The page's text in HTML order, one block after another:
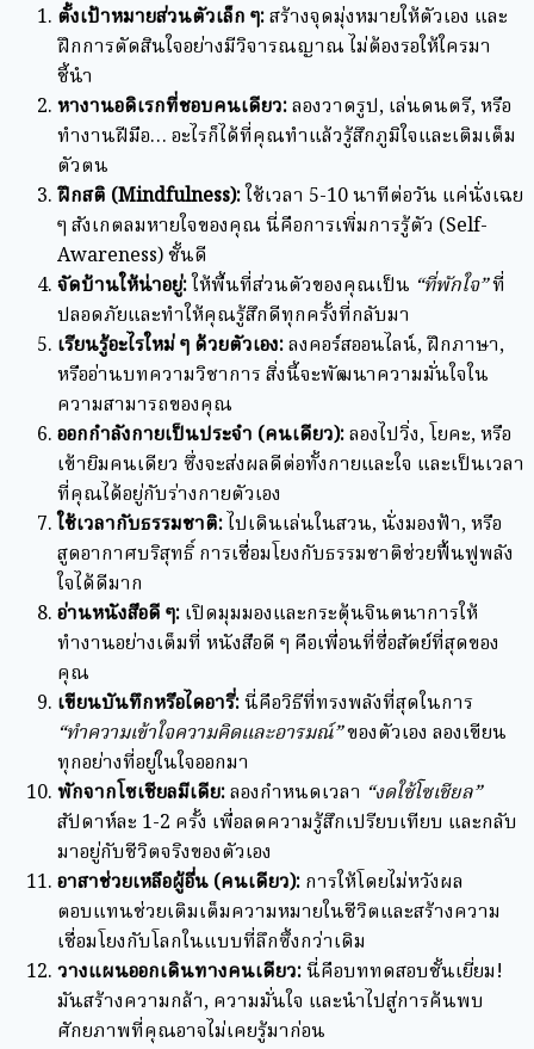
ตั้งเป้าหมายส่วนตัวเล็ก ๆ:สร้างจุดมุ่งหมายให้ตัวเอง และ
ฝึกการตัดสินใจอย่างมีวิจารณญาณ ไม่ต้องรอให้ใครมา
ชี้นำ
หางานอดิเรกที่ชอบคนเดียว:ลองวาดรูป, เล่นดนตรี, หรือ
ทำงานฝีมือ… อะไรก็ได้ที่คุณทำแล้วรู้สึกภูมิใจและเติมเต็ม
ตัวตน
ฝึกสติ (Mindfulness):ใช้เวลา 5-10 นาทีต่อวัน แค่นั่งเฉย
ๆ สังเกตลมหายใจของคุณ นี่คือการเพิ่มการรู้ตัว (Self-
Awareness) ชั้นดี
จัดบ้านให้น่าอยู่:ให้พื้นที่ส่วนตัวของคุณเป็น “ที่พักใจ”ที่
ปลอดภัยและทำให้คุณรู้สึกดีทุกครั้งที่กลับมา
เรียนรู้อะไรใหม่ ๆ ด้วยตัวเอง:ลงคอร์สออนไลน์, ฝึกภาษา,
หรืออ่านบทความวิชาการ สิ่งนี้จะพัฒนาความมั่นใจใน
ความสามารถของคุณ
ออกกำลังกายเป็นประจำ (คนเดียว):ลองไปวิ่ง, โยคะ, หรือ
เข้ายิมคนเดียว ซึ่งจะส่งผลดีต่อทั้งกายและใจ และเป็นเวลา
ที่คุณได้อยู่กับร่างกายตัวเอง
ใช้เวลากับธรรมชาติ:ไปเดินเล่นในสวน, นั่งมองฟ้า, หรือ
สูดอากาศบริสุทธิ์ การเชื่อมโยงกับธรรมชาติช่วยฟื้นฟูพลัง
ใจได้ดีมาก
อ่านหนังสือดี ๆ:เปิดมุมมองและกระตุ้นจินตนาการให้
ทำงานอย่างเต็มที่ หนังสือดี ๆ คือเพื่อนที่ซื่อสัตย์ที่สุดของ
คุณ
เขียนบันทึกหรือไดอารี่:นี่คือวิธีที่ทรงพลังที่สุดในการ
“ทำความเข้าใจความคิดและอารมณ์”ของตัวเอง ลองเขียน
ทุกอย่างที่อยู่ในใจออกมา
พักจากโซเชียลมีเดีย:ลองกำหนดเวลา “งดใช้โซเชียล”
สัปดาห์ละ 1-2 ครั้ง เพื่อลดความรู้สึกเปรียบเทียบ และกลับ
มาอยู่กับชีวิตจริงของตัวเอง
อาสาช่วยเหลือผู้อื่น (คนเดียว):การให้โดยไม่หวังผล
ตอบแทนช่วยเติมเต็มความหมายในชีวิตและสร้างความ
เชื่อมโยงกับโลกในแบบที่ลึกซึ้งกว่าเดิม
วางแผนออกเดินทางคนเดียว:นี่คือบททดสอบชั้นเยี่ยม!
มันสร้างความกล้า, ความมั่นใจ และนำไปสู่การค้นพบ
ศักยภาพที่คุณอาจไม่เคยรู้มาก่อน